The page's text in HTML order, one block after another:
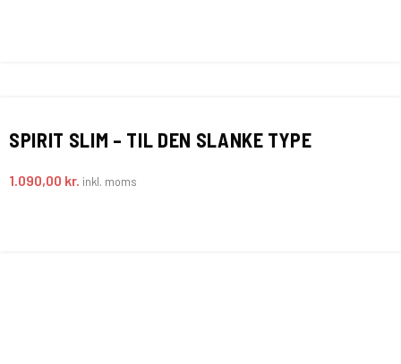
SPIRIT SLIM – TIL DEN SLANKE TYPE
1.090,00 kr. inkl. moms